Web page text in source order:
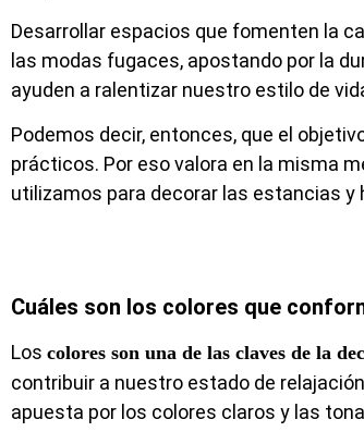
Desarrollar espacios que fomenten la
las modas fugaces, apostando por la
ayuden a ralentizar nuestro estilo de
Podemos decir, entonces, que el
prácticos. Por eso valora en la misma
utilizamos para decorar las estancias y
Cuáles son los colores que
Los colores son una de las claves de la
contribuir a nuestro estado de
apuesta por los colores claros y las